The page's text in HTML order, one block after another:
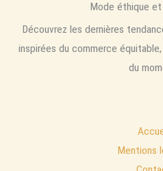
Mode éthique
Découvrez les dernières
inspirées du commerce
du
Mentions